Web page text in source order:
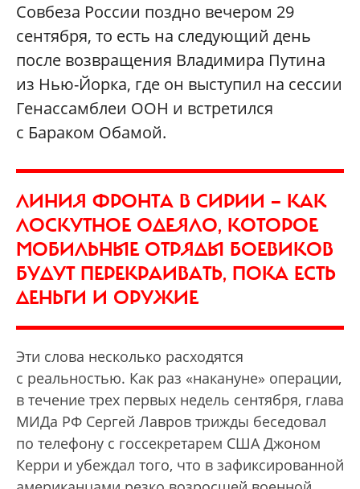
Совбеза России поздно вечером 29
сентября, то есть на следующий день
после возвращения Владимира Путина
из Нью-Йорка, где он выступил на сессии
Генассамблеи ООН и встретился
с Бараком Обамой.
ЛИНИЯ ФРОНТА В СИРИИ — КАК
ЛОСКУТНОЕ ОДЕЯЛО, КОТОРОЕ
МОБИЛЬНЫЕ ОТРЯДЫ БОЕВИКОВ
БУДУТ ПЕРЕКРАИВАТЬ, ПОКА ЕСТЬ
ДЕНЬГИ И ОРУЖИЕ
Эти слова несколько расходятся
с реальностью. Как раз «накануне» операции,
в течение трех первых недель сентября, глава
МИДа РФ Сергей Лавров трижды беседовал
по телефону с госсекретарем США Джоном
Керри и убеждал того, что в зафиксированной